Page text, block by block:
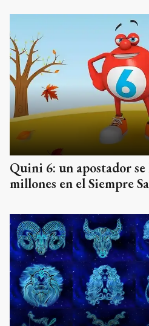
Quini 6: un apostador se
millones en el Siempre